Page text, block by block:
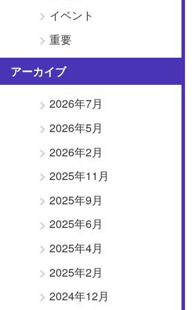
イベント
重要
アーカイブ
2026年7月
2026年5月
2026年2月
2025年11月
2025年9月
2025年6月
2025年4月
2025年2月
2024年12月